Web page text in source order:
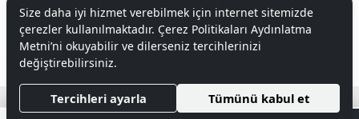
© 2020Mnpc. Tüm hakları saklıdır.
Hipotenüs Yeni Nesil E-Ticaret Sistemleri ile Hazırlanmıştır.
Size daha iyi hizmet verebilmek için internet sitemizde
çerezler kullanılmaktadır. Çerez Politikaları Aydınlatma
Metni’ni okuyabilir ve dilerseniz tercihlerinizi
değiştirebilirsiniz.
Tercihleri ayarla Tümünü kabul et